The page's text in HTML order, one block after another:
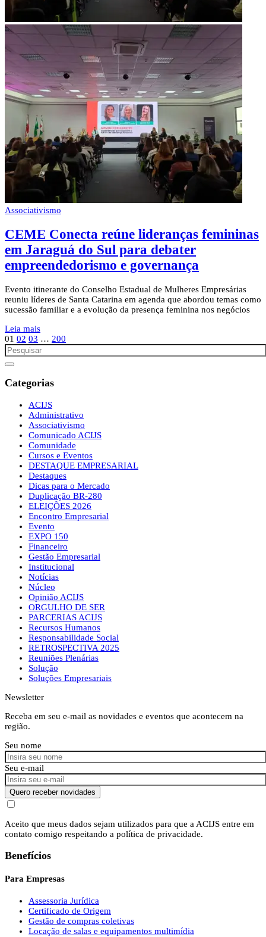
Associativismo
CEME Conecta reúne lideranças femininas
em Jaraguá do Sul para debater
empreendedorismo e governança
Evento itinerante do Conselho Estadual de Mulheres Empresárias
reuniu líderes de Santa Catarina em agenda que abordou temas como
sucessão familiar e a evolução da presença feminina nos negócios
Leia mais
01 02 03 … 200
Categorias
ACIJS
Administrativo
Associativismo
Comunicado ACIJS
Comunidade
Cursos e Eventos
DESTAQUE EMPRESARIAL
Destaques
Dicas para o Mercado
Duplicação BR-280
ELEIÇÕES 2026
Encontro Empresarial
Evento
EXPO 150
Financeiro
Gestão Empresarial
Institucional
Notícias
Núcleo
Opinião ACIJS
ORGULHO DE SER
PARCERIAS ACIJS
Recursos Humanos
Responsabilidade Social
RETROSPECTIVA 2025
Reuniões Plenárias
Solução
Soluções Empresariais
Newsletter
Receba em seu e-mail as novidades e eventos que acontecem na
região.
Seu nome
Seu e-mail
Quero receber novidades
Aceito que meus dados sejam utilizados para que a ACIJS entre em
contato comigo respeitando a política de privacidade.
Benefícios
Para Empresas
Assessoria Jurídica
Certificado de Origem
Gestão de compras coletivas
Locação de salas e equipamentos multimídia